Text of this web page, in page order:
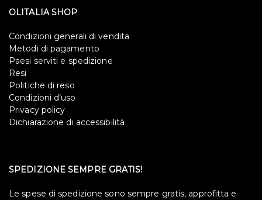
OLITALIA SHOP
Condizioni generali di vendita
Metodi di pagamento
Paesi serviti e spedizione
Resi
Politiche di reso
Condizioni d’uso
Privacy policy
Dichiarazione di accessibilità
SPEDIZIONE SEMPRE GRATIS!
Le spese di spedizione sono sempre gratis, approfitta e